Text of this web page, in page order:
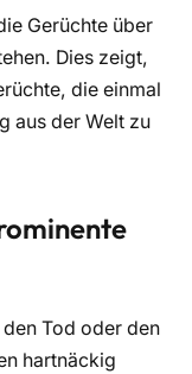
Gerüchte über
Dies zeigt,
die einmal
aus der Welt zu
Tod oder den
hartnäckig